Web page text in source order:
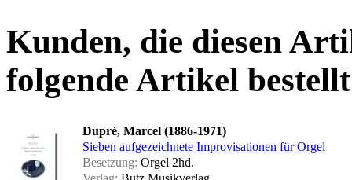
Kunden, die diesen
folgende Artikel
Dupré, Marcel (1886-1971)
Sieben aufgezeichnete Improvisationen für Orgel
Besetzung: Orgel 2hd.